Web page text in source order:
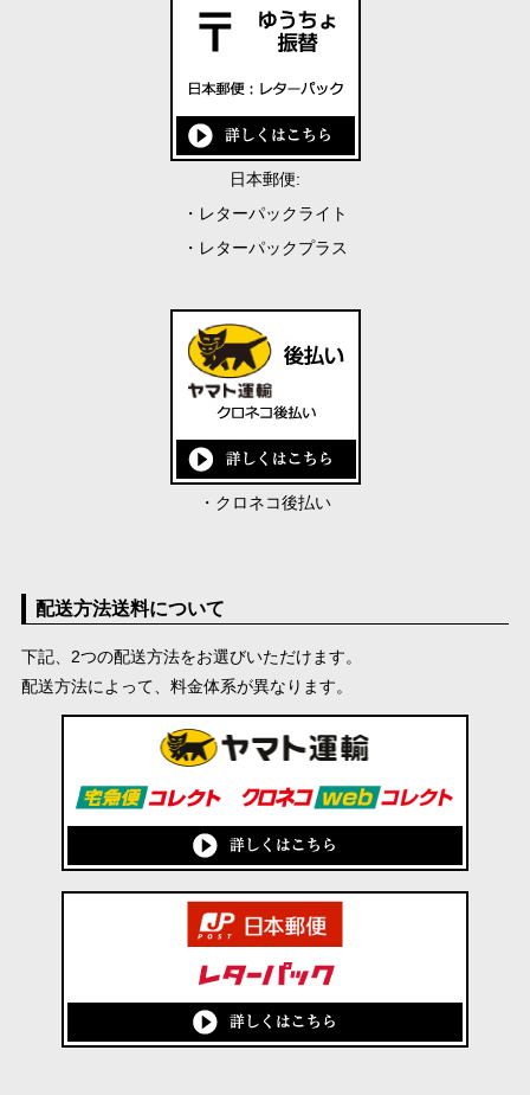
日本郵便:
・レターパックライト
・レターパックプラス
・クロネコ後払い
配送方法送料について
下記、2つの配送方法をお選びいただけます。
配送方法によって、料金体系が異なります。